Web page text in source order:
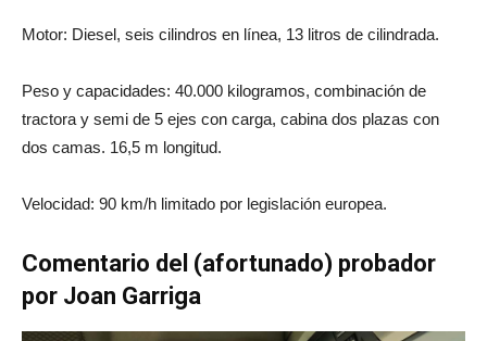
Motor: Diesel, seis cilindros en línea, 13 litros de cilindrada.
Peso y capacidades: 40.000 kilogramos, combinación de
tractora y semi de 5 ejes con carga, cabina dos plazas con
dos camas. 16,5 m longitud.
Velocidad: 90 km/h limitado por legislación europea.
Comentario del (afortunado) probador
por Joan Garriga